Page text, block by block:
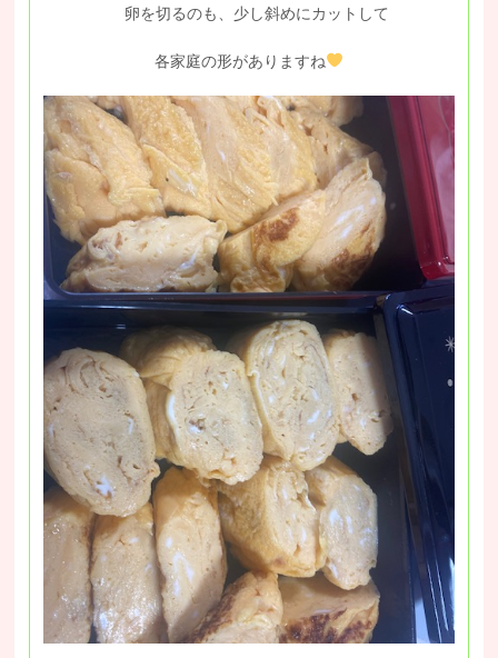
卵を切るのも、少し斜めにカットして
各家庭の形がありますね